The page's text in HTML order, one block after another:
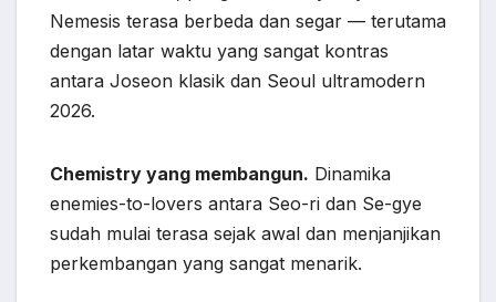
Nemesis terasa berbeda dan segar — terutama
dengan latar waktu yang sangat kontras
antara Joseon klasik dan Seoul ultramodern
2026.
Chemistry yang membangun. Dinamika
enemies-to-lovers antara Seo-ri dan Se-gye
sudah mulai terasa sejak awal dan menjanjikan
perkembangan yang sangat menarik.